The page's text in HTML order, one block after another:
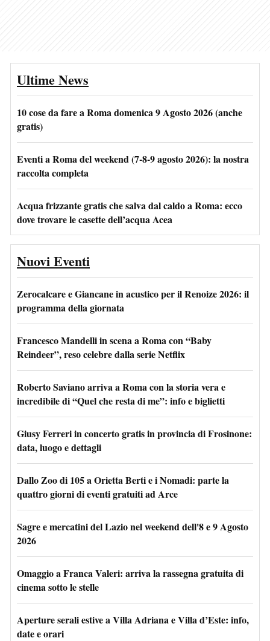
Ultime News
10 cose da fare a Roma domenica 9 Agosto 2026 (anche
gratis)
Eventi a Roma del weekend (7-8-9 agosto 2026): la nostra
raccolta completa
Acqua frizzante gratis che salva dal caldo a Roma: ecco
dove trovare le casette dell’acqua Acea
Nuovi Eventi
Zerocalcare e Giancane in acustico per il Renoize 2026: il
programma della giornata
Francesco Mandelli in scena a Roma con “Baby
Reindeer”, reso celebre dalla serie Netflix
Roberto Saviano arriva a Roma con la storia vera e
incredibile di “Quel che resta di me”: info e biglietti
Giusy Ferreri in concerto gratis in provincia di Frosinone:
data, luogo e dettagli
Dallo Zoo di 105 a Orietta Berti e i Nomadi: parte la
quattro giorni di eventi gratuiti ad Arce
Sagre e mercatini del Lazio nel weekend dell'8 e 9 Agosto
2026
Omaggio a Franca Valeri: arriva la rassegna gratuita di
cinema sotto le stelle
Aperture serali estive a Villa Adriana e Villa d’Este: info,
date e orari